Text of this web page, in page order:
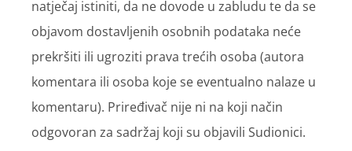
natječaj istiniti, da ne dovode u zabludu te da se
objavom dostavljenih osobnih podataka neće
prekršiti ili ugroziti prava trećih osoba (autora
komentara ili osoba koje se eventualno nalaze u
komentaru). Priređivač nije ni na koji način
odgovoran za sadržaj koji su objavili Sudionici.